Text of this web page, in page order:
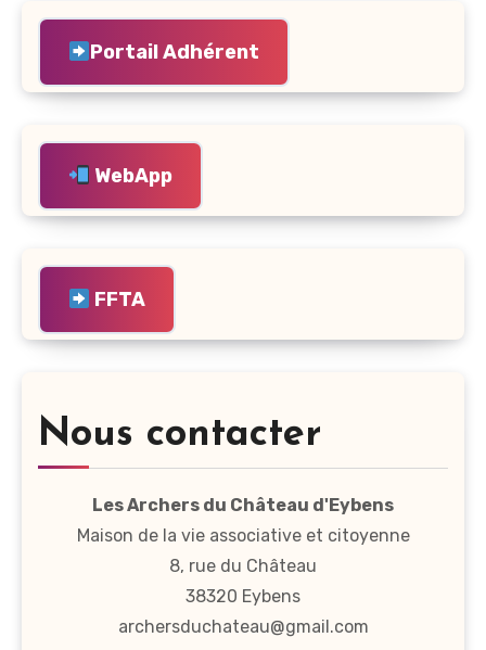
Portail Adhérent
WebApp
FFTA
Nous contacter
Les Archers du Château d'Eybens
Maison de la vie associative et citoyenne
8, rue du Château
38320 Eybens
archersduchateau@gmail.com